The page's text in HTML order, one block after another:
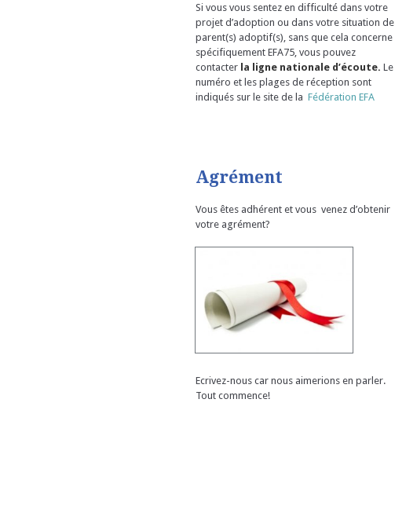
Si vous vous sentez en difficulté dans votre
projet d’adoption ou dans votre situation de
parent(s) adoptif(s), sans que cela concerne
spécifiquement EFA75, vous pouvez
contacterla ligne nationale d’écoute. Le
numéro et les plages de réception sont
indiqués sur le site de la Fédération EFA
Agrément
Vous êtes adhérent et vous venez d’obtenir
votre agrément?
Ecrivez-nous car nous aimerions en parler.
Tout commence!